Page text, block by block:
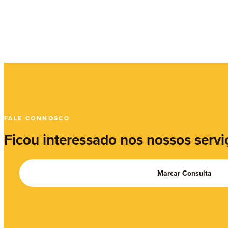
FALE CONNOSCO
Ficou interessado nos nossos
Marcar Consulta